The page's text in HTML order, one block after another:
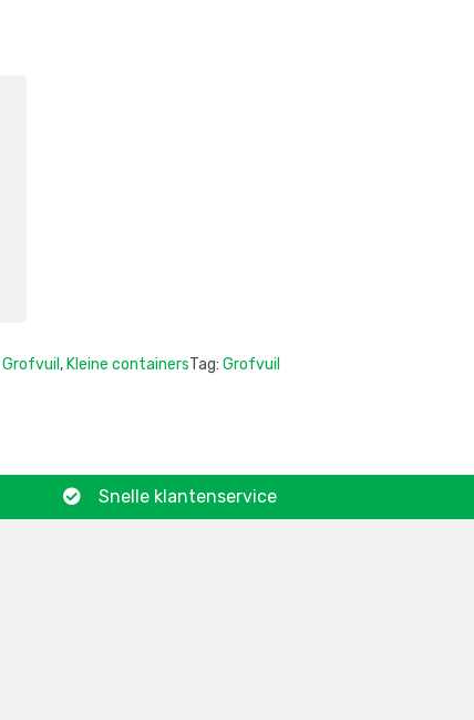
Grofvuil , Kleine containersTag: Grofvuil
Snelle klantenservice